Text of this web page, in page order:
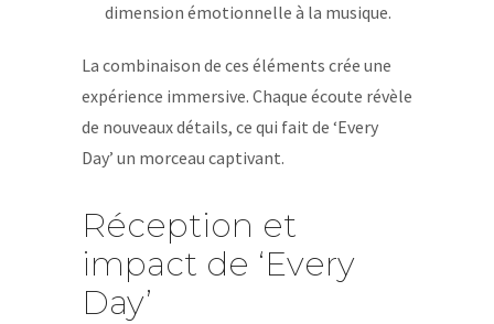
dimension émotionnelle à la musique.
La combinaison de ces éléments crée une
expérience immersive. Chaque écoute révèle
de nouveaux détails, ce qui fait de ‘Every
Day’ un morceau captivant.
Réception et
impact de ‘Every
Day’